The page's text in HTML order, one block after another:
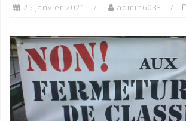
25 janvier 2021 admin6083